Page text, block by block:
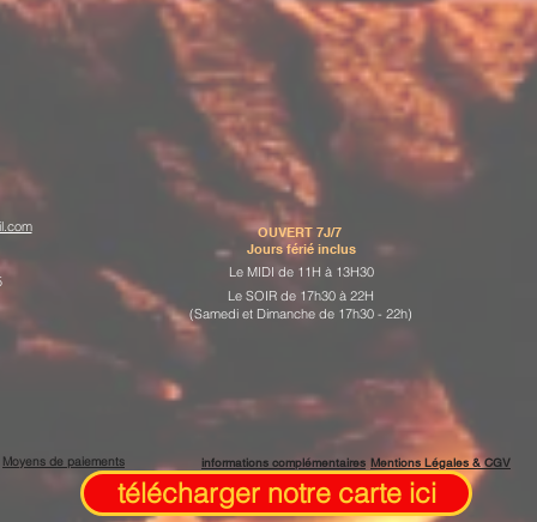
télécharger notre carte ici
OUVERT 7J/7
Jours férié inclus
Le MIDI de 11H à 13H30
Le SOIR de 17h30 à 22H
(Samedi et Dimanche de 17h30 - 22h)
Moyens de paiements informations complémentaires Mentions Légales & CGV